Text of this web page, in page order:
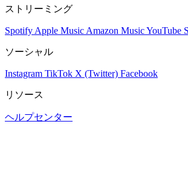
ストリーミング
Spotify Apple Music Amazon MusicYouTube
ソーシャル
Instagram TikTok X (Twitter) Facebook
リソース
ヘルプセンター